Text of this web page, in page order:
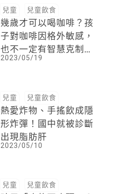
兒童 兒童飲食
幾歲才可以喝咖啡？孩
子對咖啡因格外敏感，
也不一定有智慧克制攝
取量，結果便是遭受毒
2023/05/19
兒童 兒童飲食
熱愛炸物、手搖飲成隱
形炸彈！國中就被診斷
出現脂肪肝
2023/05/10
兒童 兒童飲食